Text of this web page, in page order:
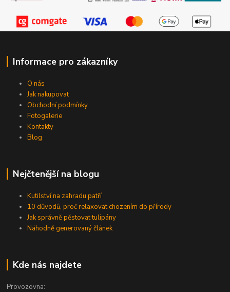
Informace pro zákazníky
O nás
Jak nakupovat
Obchodní podmínky
Fotogalerie
Kontakty
Blog
Nejčtenější na blogu
Kutilství na zahradu patří
10 důvodů, proč relaxovat chozením do přírody
Jak správně pěstovat tulipány
Náhodně generovaný článek
Kde nás najdete
Provozovna: